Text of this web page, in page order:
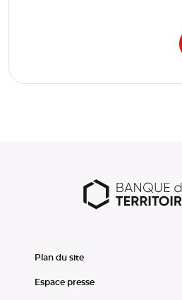
Plan du site
Espace presse